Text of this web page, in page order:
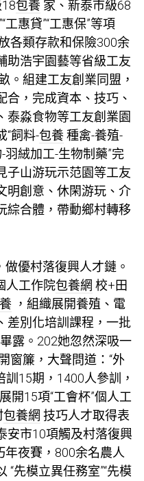
包養 家、新泰市級68
惠貸”“工惠保”等項
各類存款和保險300余
助浩宇園藝等省級工友
。組建工友創業同盟，
，完成資本、技巧、
泰淼食物等工友創業園
“飼料-包養種禽-養殖-
絨加工-生物制藥”完
子山游玩示范園等工友
明創意、休閑游玩、介
綜合體，帶動鄉村轉移
做優村落復興人才鏈。
人工作院包養網 校+田
，組織展開養殖、電
差別化培訓課程，一批
畢露。202她忽然深吸一
窗簾，大聲問道：“外
15期，1400人參訓，
開15項“工會杯”個人工
包養網 技巧人才取得表
安市10項觸及村落復興
年夜賽，800余名農人
先模立異任務室”“先模